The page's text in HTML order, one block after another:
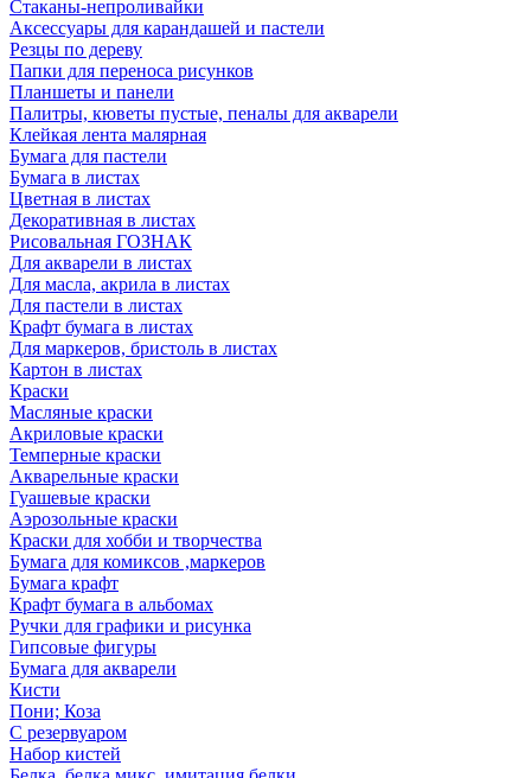
Стаканы-непроливайки
Аксессуары для карандашей и пастели
Резцы по дереву
Папки для переноса рисунков
Планшеты и панели
Палитры, кюветы пустые, пеналы для акварели
Клейкая лента малярная
Бумага для пастели
Бумага в листах
Цветная в листах
Декоративная в листах
Рисовальная ГОЗНАК
Для акварели в листах
Для масла, акрила в листах
Для пастели в листах
Крафт бумага в листах
Для маркеров, бристоль в листах
Картон в листах
Краски
Масляные краски
Акриловые краски
Темперные краски
Акварельные краски
Гуашевые краски
Аэрозольные краски
Краски для хобби и творчества
Бумага для комиксов ,маркеров
Бумага крафт
Крафт бумага в альбомах
Ручки для графики и рисунка
Гипсовые фигуры
Бумага для акварели
Кисти
Пони; Коза
С резервуаром
Набор кистей